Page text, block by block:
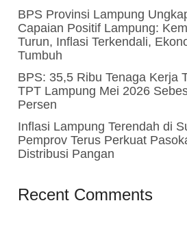
BPS Provinsi Lampung
Capaian Positif Lampung:
Turun, Inflasi Terkendali,
Tumbuh
BPS: 35,5 Ribu Tenaga Kerja
TPT Lampung Mei 2026
Persen
Inflasi Lampung Terendah di
Pemprov Terus Perkuat
Distribusi Pangan
Recent Comments